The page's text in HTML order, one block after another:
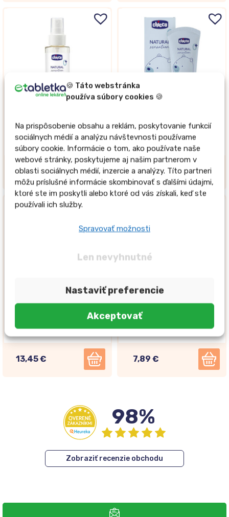
🍪 Táto webstránka
používa súbory cookies 🍪
Na prispôsobenie obsahu a reklám, poskytovanie funkcií
sociálnych médií a analýzu návštevnosti používame
súbory cookie. Informácie o tom, ako používate naše
webové stránky, poskytujeme aj našim partnerom v
oblasti sociálnych médií, inzercie a analýzy. Títo partneri
môžu príslušné informácie skombinovať s ďalšími údajmi,
ktoré ste im poskytli alebo ktoré od vás získali, keď ste
používali ich služby.
Spravovať možnosti
Akceptovať
Len nevyhnutné
Nastaviť preferencie
Posledné 2ks
Chicco detský masážny
olej Natural Sensation
100ml
7,93 €
Posledný 1ks
Chicco detský krém na
tvar Natural Sensation
50ml
8,04 €
Sudocrem MULTI-EXPERT
ochranný krém 400g
13,45 €
NUROFEN pre deti Jahoda
sirup od 3 mesiacov 100ml
7,89 €
98%
Zobraziť recenzie obchodu